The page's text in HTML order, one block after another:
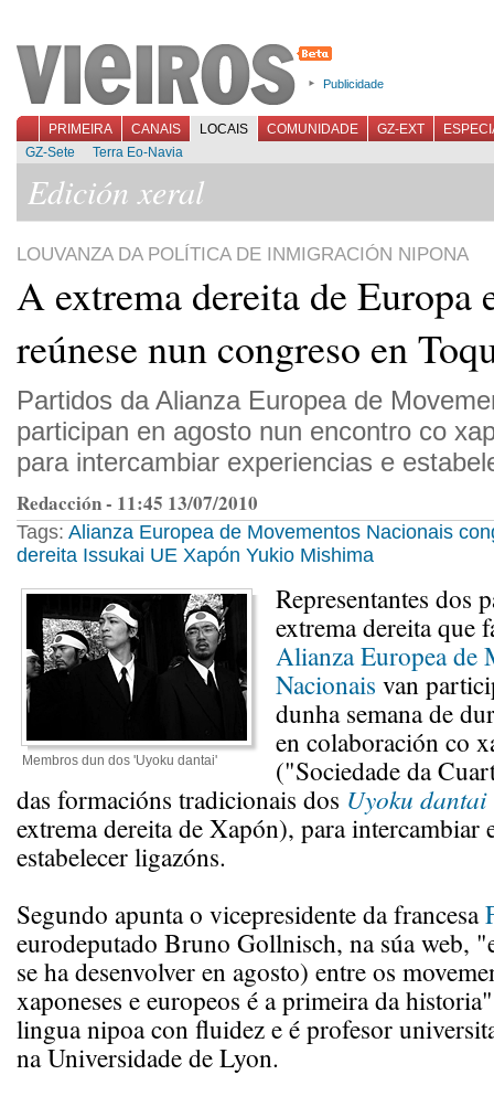
Publicidade
PRIMEIRA CANAIS LOCAIS COMUNIDADE GZ-EXT
GZ-Sete
Terra Eo-Navia
Edición xeral
LOUVANZA DA POLÍTICA DE INMIGRACIÓN NIPONA
A extrema dereita de Europa
reúnese nun congreso en
Partidos da Alianza Europea de
participan en agosto nun encontro co
para intercambiar experiencias e
Redacción - 11:45 13/07/2010
Tags: Alianza Europea de Movementos Nacionais
dereita Issukai UE Xapón Yukio Mishima
Membros dun dos 'Uyoku dantai'
Representantes dos
extrema dereita que
Alianza Europea de
Nacionais van
dunha semana de
en colaboración co
("Sociedade da
das formacións tradicionais dos Uyoku dantai
extrema dereita de Xapón), para intercambiar
estabelecer ligazóns.
Segundo apunta o vicepresidente da francesa
eurodeputado Bruno Gollnisch, na súa web,
se ha desenvolver en agosto) entre os
xaponeses e europeos é a primeira da
lingua nipoa con fluidez e é profesor
na Universidade de Lyon.